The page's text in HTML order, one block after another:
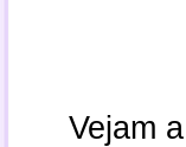
Vejam